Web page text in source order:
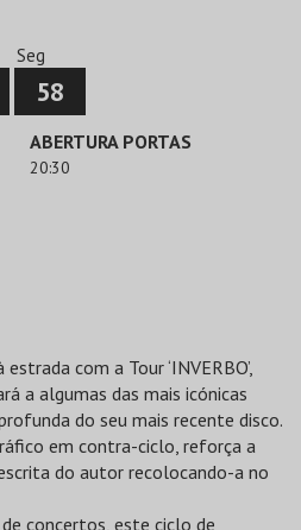
Seg
58
ABERTURA PORTAS
20:30
com a Tour ‘INVERBO’,
a algumas das mais icónicas
do seu mais recente disco.
em contra-ciclo, reforça a
do autor recolocando-a no
concertos, este ciclo de